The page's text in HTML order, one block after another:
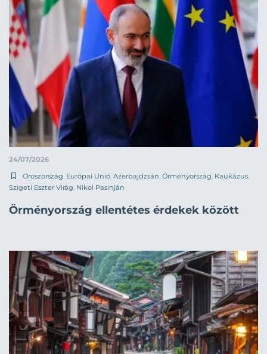
24/07/2026
Oroszország Európai Unió Azerbajdzsán Örményország Kaukázus
Szigeti Eszter Virág Nikol Pasinján
Örményország ellentétes érdekek között